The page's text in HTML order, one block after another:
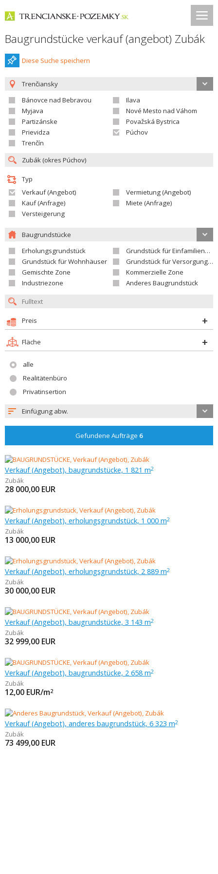
Baugrundstücke verkauf (angebot) Zubák
Diese Suche speichern
Trenčiansky
Bánovce nad Bebravou
Ilava
Myjava
Nové Mesto nad Váhom
Partizánske
Považská Bystrica
Prievidza
Púchov
Trenčín
Typ
Verkauf (Angebot)
Vermietung (Angebot)
Kauf (Anfrage)
Miete (Anfrage)
Versteigerung
Baugrundstücke
Erholungsgrundstück
Grundstück für Einfamilienhäuser
Grundstück für Wohnhäuser
Grundstück für Versorgungseinrichtungen
Gemischte Zone
Kommerzielle Zone
Industriezone
Anderes Baugrundstück
Preis
Fläche
alle
Realitätenbüro
Privatinsertion
Einfügung abw.
Gefundene Aufträge 6
Verkauf (Angebot), baugrundstücke, 1 821 m2
Zubák
28 000,00 EUR
Verkauf (Angebot), erholungsgrundstück, 1 000 m2
Zubák
13 000,00 EUR
Verkauf (Angebot), erholungsgrundstück, 2 889 m2
Zubák
30 000,00 EUR
Verkauf (Angebot), baugrundstücke, 3 143 m2
Zubák
32 999,00 EUR
Verkauf (Angebot), baugrundstücke, 2 658 m2
Zubák
12,00 EUR/m2
Verkauf (Angebot), anderes baugrundstück, 6 323 m2
Zubák
73 499,00 EUR